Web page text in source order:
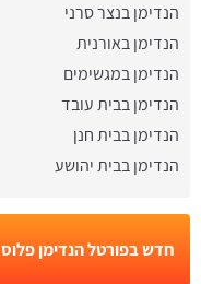
הנדימן בנצר סרני
הנדימן באורנית
הנדימן במגשימים
הנדימן בבית עובד
הנדימן בבית חנן
הנדימן בבית יהושע
חדש בפורטל הנדימן פלוס